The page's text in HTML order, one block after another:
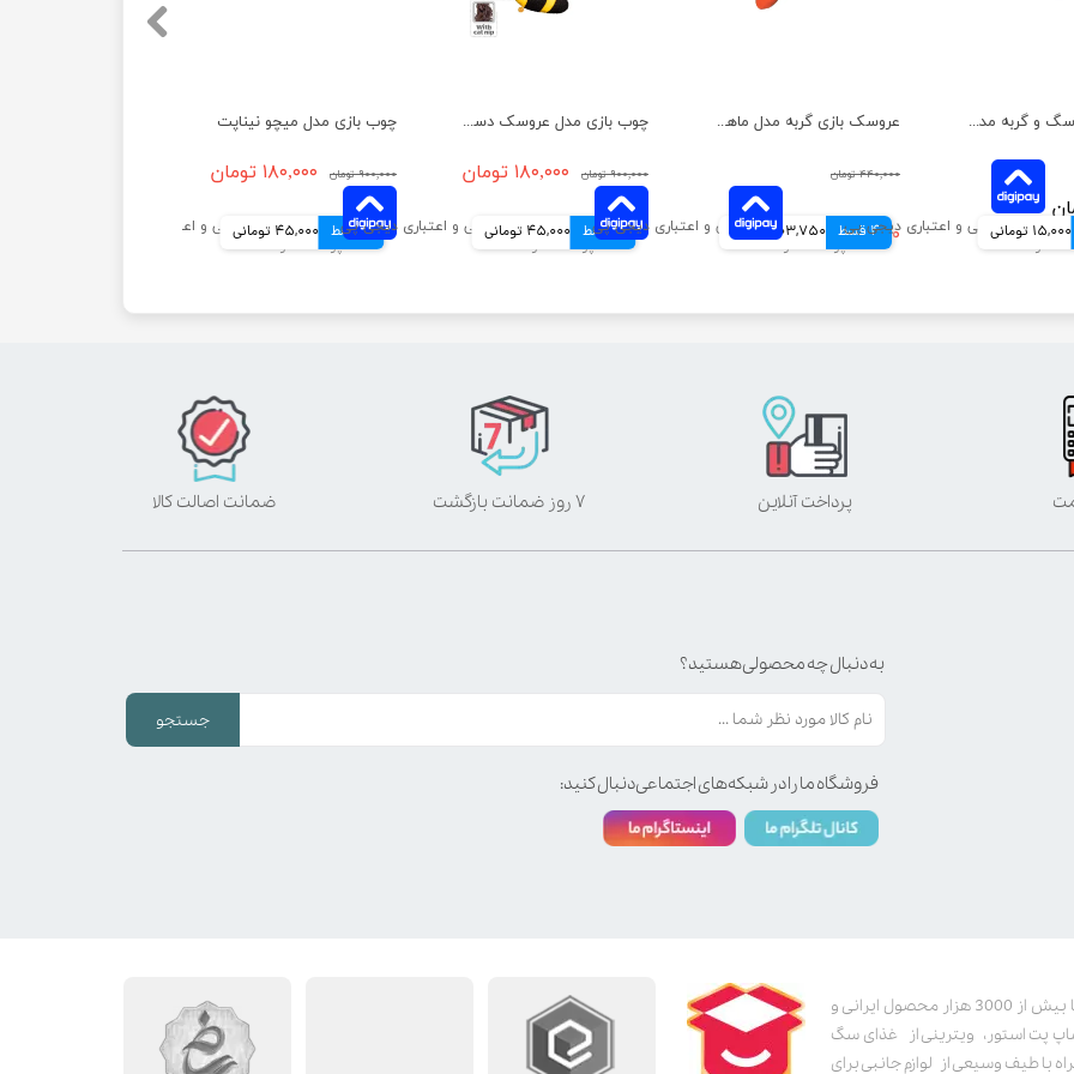
چوب بازی مدل میچو نیناپت
۹۰۰,۰۰۰ تومان ۱۸۰,۰۰۰ تومان
4 قسط 45,000 تومانی
چوب بازی مدل عروسک دست ساز نیناپت
۹۰۰,۰۰۰ تومان ۱۸۰,۰۰۰ تومان
4 قسط 45,000 تومانی
عروسک بازی گربه مدل ماهی سویل پت
۴۴۰,۰۰۰ تومان
۴۱۵,۰۰۰ تومان
4 قسط 103,750 تومانی
اسباب بازی سگ و گربه مدل توپ مشا هپی پت بزرگ
15,000 تومانی
پت استور به عنوان یکی از قدیمی‌ترین پت شاپ های اینترنتی با بیش از 3000 هزار محصول ایرانی و
پت استور، ویترینی از غذای سگ
با طیف وسیعی از لوازم جانبی برای
پرداخت آنلاین ۷ روز ضمانت بازگشت ضمانت اصالت کالا
به دنبال چه محصولی هستید؟
جستجو
فروشگاه ما را در شبکه‌های اجتماعی دنبال کنید: